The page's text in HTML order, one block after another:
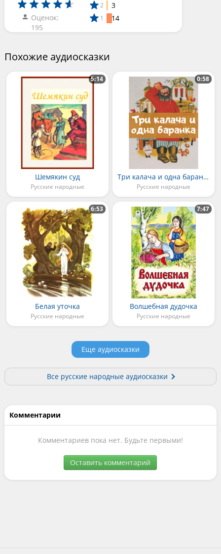
Оценок:
195
2 3
1 14
Похожие аудиосказки
Шемякин суд
Русские народные
5:14
Три калача и одна баранка
Русские народные
0:58
Белая уточка
Русские народные
6:53
Волшебная дудочка
Русские народные
7:47
Еще аудиосказки
Все русские народные аудиосказки
Комментарии
Комментариев пока нет. Будьте первыми!
Оставить комментарий